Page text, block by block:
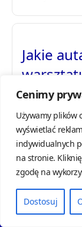
Cenimy
Używamy plików
wyświetlać
indywidualnych
na stronie.
zgodę na
Dostosuj
Jakie
MultiAir?
Najczęściej to
MultiAir, Fiat
oraz Jeep
lub VIN – od
silnika.